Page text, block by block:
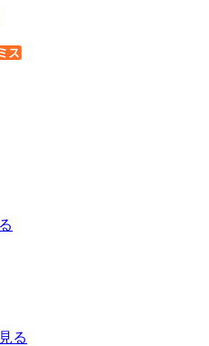
る